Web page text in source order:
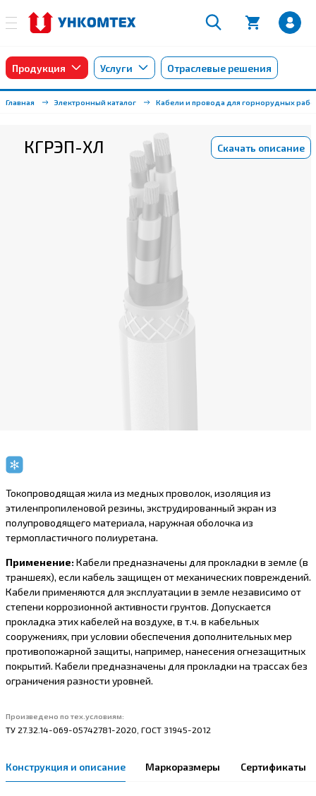
Продукция Услуги Отраслевые решения
Главная Электронный каталог Кабели и провода для горнорудных
КГРЭП-ХЛ Скачать описание
Токопроводящая жила из медных проволок, изоляция из
этиленпропиленовой резины, экструдированный экран из
полупроводящего материала, наружная оболочка из
термопластичного полиуретана.
Применение:Кабели предназначены для прокладки в земле (в
траншеях), если кабель защищен от механических повреждений.
Кабели применяются для эксплуатации в земле независимо от
степени коррозионной активности грунтов. Допускается
прокладка этих кабелей на воздухе, в т.ч. в кабельных
сооружениях, при условии обеспечения дополнительных мер
противопожарной защиты, например, нанесения огнезащитных
покрытий. Кабели предназначены для прокладки на трассах без
ограничения разности уровней.
Произведено по тех.условиям:
ТУ 27.32.14-069-05742781-2020, ГОСТ 31945-2012
Конструкция и описание Маркоразмеры Сертификаты